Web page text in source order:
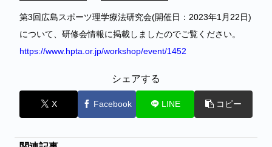
第3回広島スポーツ理学療法研究会(開催日：2023年1月22日)
について、研修会情報に掲載しましたのでご覧ください。
https://www.hpta.or.jp/workshop/event/1452
シェアする
X Facebook LINE コピー